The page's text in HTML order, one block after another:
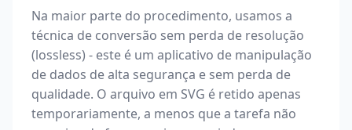
Na maior parte do procedimento, usamos a
técnica de conversão sem perda de resolução
(lossless) - este é um aplicativo de manipulação
de dados de alta segurança e sem perda de
qualidade. O arquivo em SVG é retido apenas
temporariamente, a menos que a tarefa não